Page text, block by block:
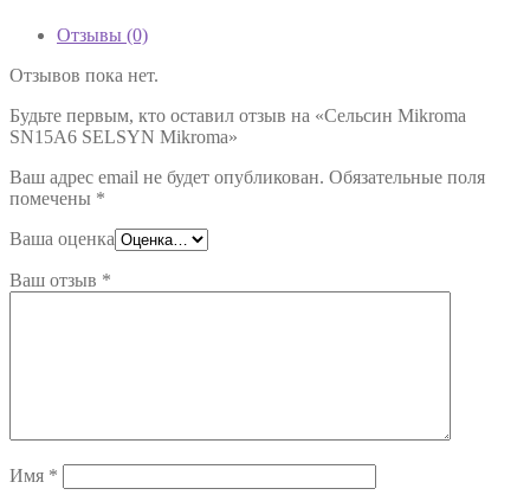
Отзывы (0)
Отзывов пока нет.
Будьте первым, кто оставил отзыв на «Сельсин Mikroma
SN15A6 SELSYN Mikroma»
Ваш адрес email не будет опубликован. Обязательные поля
помечены *
Ваша оценка
Ваш отзыв *
Имя *